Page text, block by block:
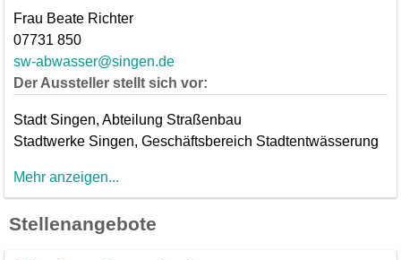
Frau Beate Richter
07731 850
sw-abwasser@singen.de
Der Aussteller stellt sich vor:
Stadt Singen, Abteilung Straßenbau
Stadtwerke Singen, Geschäftsbereich Stadtentwässerung
Mehr anzeigen...
Stellenangebote